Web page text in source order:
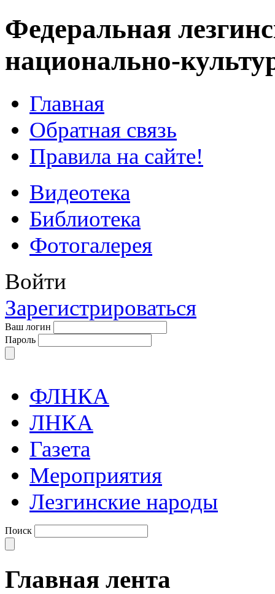
Федеральная
национально-
Главная
Обратная связь
Правила на сайте!
Видеотека
Библиотека
Фотогалерея
Войти
Зарегистрироваться
Ваш логин
Пароль
ФЛНКА
ЛНКА
Газета
Мероприятия
Лезгинские народы
Поиск
Главная лента